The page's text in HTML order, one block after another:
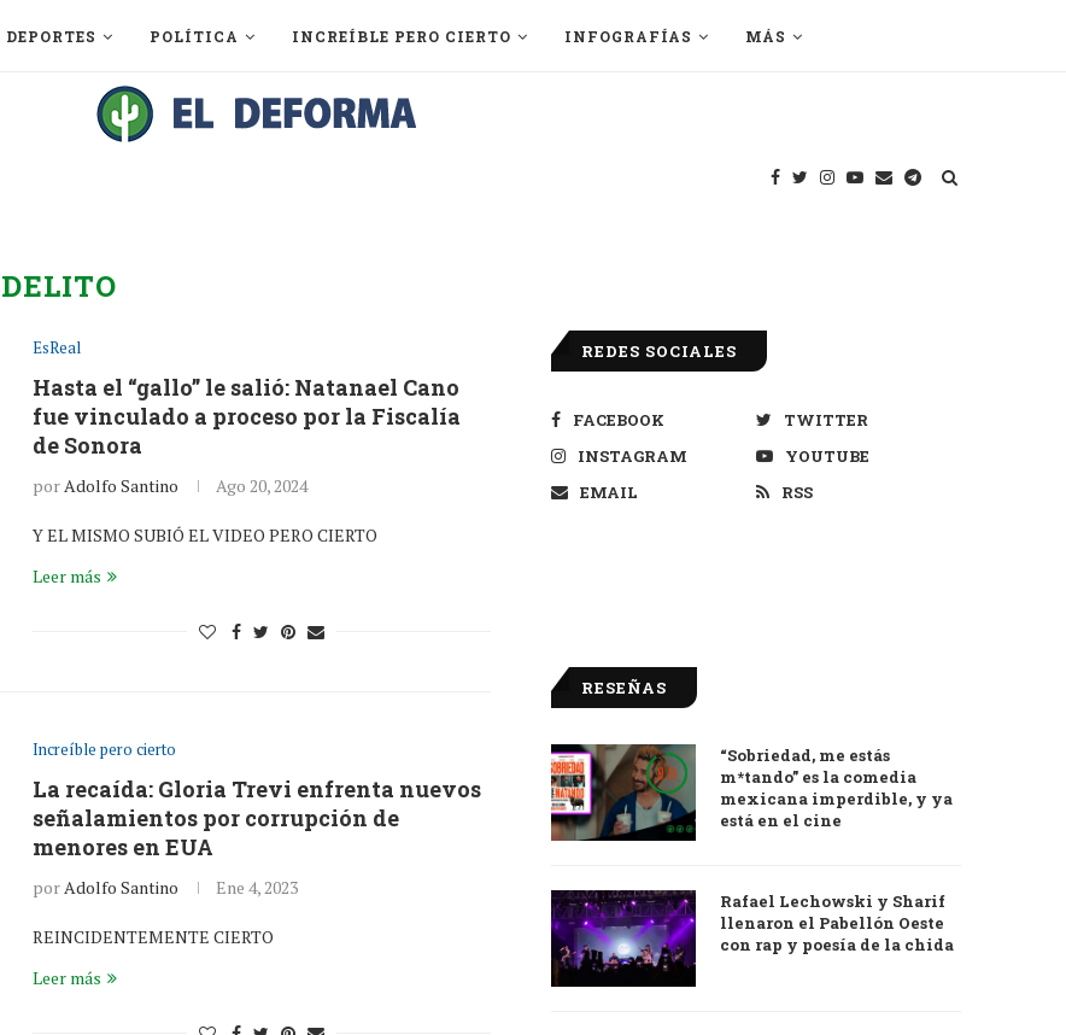
DEPORTES POLÍTICA INCREÍBLE PERO CIERTO INFOGRAFÍAS MÁS
DELITO
EsReal
Hasta el “gallo” le salió: Natanael Cano
fue vinculado a proceso por la Fiscalía
de Sonora
porAdolfo Santino Ago 20, 2024
Y EL MISMO SUBIÓ EL VIDEO PERO CIERTO
Leer más
Increíble pero cierto
La recaída: Gloria Trevi enfrenta nuevos
señalamientos por corrupción de
menores en EUA
porAdolfo Santino Ene 4, 2023
REINCIDENTEMENTE CIERTO
Leer más
REDES SOCIALES
FACEBOOK
TWITTER
INSTAGRAM
YOUTUBE
EMAIL
RSS
RESEÑAS
9.0
“Sobriedad, me estás
m*tando” es la comedia
mexicana imperdible, y ya
está en el cine
Rafael Lechowski y Sharif
llenaron el Pabellón Oeste
con rap y poesía de la chida